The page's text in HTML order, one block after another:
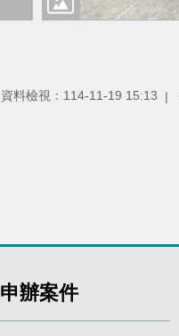
資料檢視：114-11-19 15:13
申辦案件